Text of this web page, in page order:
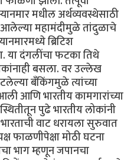
मधील अर्थव्यवस्थेसाठी
महामंदीमुळे तांदुळाचे
ब्रिटिश
या दंगलींचा फटका तिथे
बसला. वर उल्लेख
बँकिंगमुळे त्यांच्या
आणि भारतीय कामगारांच्या
पुढे भारतीय लोकांनी
वाट धरायला सुरुवात
फाळणीपेक्षा मोठी घटना
भाग म्हणून जपानचा